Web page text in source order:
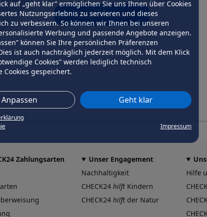
auf „geht klar” ermöglichen Sie uns Ihnen über Cookies
Nutzungserlebnis zu servieren und dieses
zu verbessern. So können wir Ihnen bei unseren
Werbung und passende Angebote anzeigen.
können Sie Ihre persönlichen Präferenzen
ist auch nachträglich jederzeit möglich. Mit dem Klick
Cookies” werden lediglich technisch
Cookies gespeichert.
Anpassen Geht klar
Impressum
erneut versuchen
Zahlungsarten
Unser Engagement
Nachhaltigkeit
CHECK24 hilft Kindern
CHECK24 hilft der Natur
Hilfe